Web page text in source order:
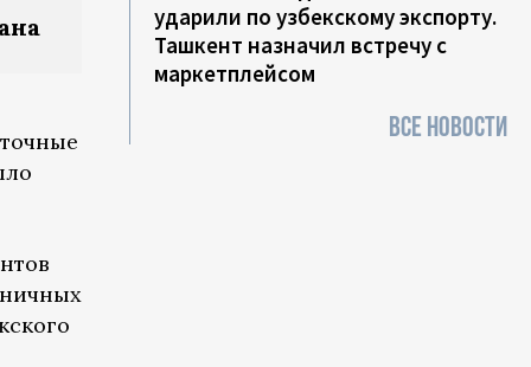
ударили по узбекскому экспорту.
Ташкент назначил встречу с
маркетплейсом
ВСЕ НОВОСТИ